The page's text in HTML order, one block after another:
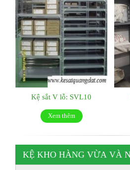
Kệ sắt V lỗ: SVL10
Xem thêm
KỆ KHO HÀNG VỪA VÀ